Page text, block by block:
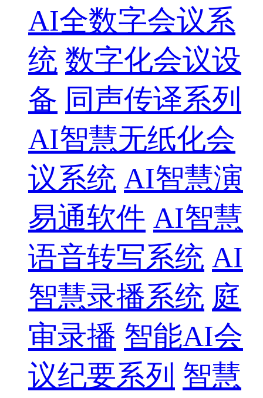
AI全数字会议系
统 数字化会议设
备 同声传译系列
AI智慧无纸化会
议系统 AI智慧演
易通软件 AI智慧
语音转写系统 AI
智慧录播系统 庭
审录播 智能AI会
议纪要系列 智慧